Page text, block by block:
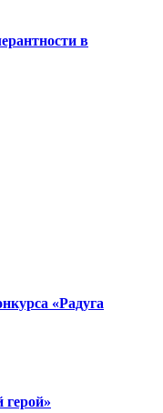
в
«Радуга
герой»